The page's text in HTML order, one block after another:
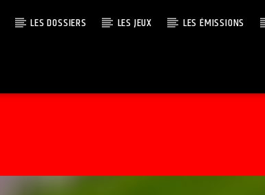
LES DOSSIERS LES JEUX LES ÉMISSIONS